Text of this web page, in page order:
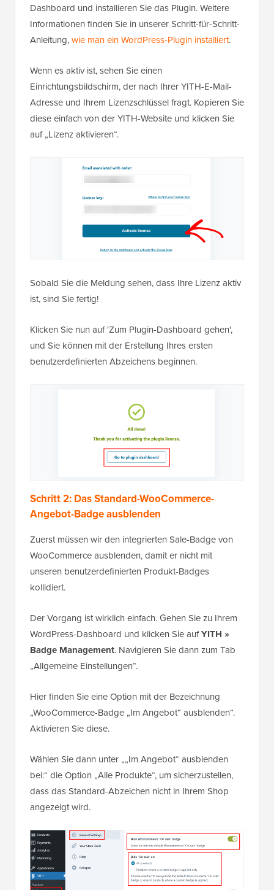
Dashboard und installieren Sie das Plugin. Weitere
Informationen finden Sie in unserer Schritt-für-Schritt-
Anleitung,wie man ein WordPress-Plugin installiert.
Wenn es aktiv ist, sehen Sie einen
Einrichtungsbildschirm, der nach Ihrer YITH-E-Mail-
Adresse und Ihrem Lizenzschlüssel fragt. Kopieren Sie
diese einfach von der YITH-Website und klicken Sie
auf „Lizenz aktivieren“.
Sobald Sie die Meldung sehen, dass Ihre Lizenz aktiv
ist, sind Sie fertig!
Klicken Sie nun auf 'Zum Plugin-Dashboard gehen',
und Sie können mit der Erstellung Ihres ersten
benutzerdefinierten Abzeichens beginnen.
Schritt 2: Das Standard-WooCommerce-
Angebot-Badge ausblenden
Zuerst müssen wir den integrierten Sale-Badge von
WooCommerce ausblenden, damit er nicht mit
unseren benutzerdefinierten Produkt-Badges
kollidiert.
Der Vorgang ist wirklich einfach. Gehen Sie zu Ihrem
WordPress-Dashboard und klicken Sie aufYITH »
Badge Management. Navigieren Sie dann zum Tab
„Allgemeine Einstellungen“.
Hier finden Sie eine Option mit der Bezeichnung
„WooCommerce-Badge „Im Angebot“ ausblenden“.
Aktivieren Sie diese.
Wählen Sie dann unter „„Im Angebot“ ausblenden
bei:“ die Option „Alle Produkte“, um sicherzustellen,
dass das Standard-Abzeichen nicht in Ihrem Shop
angezeigt wird.